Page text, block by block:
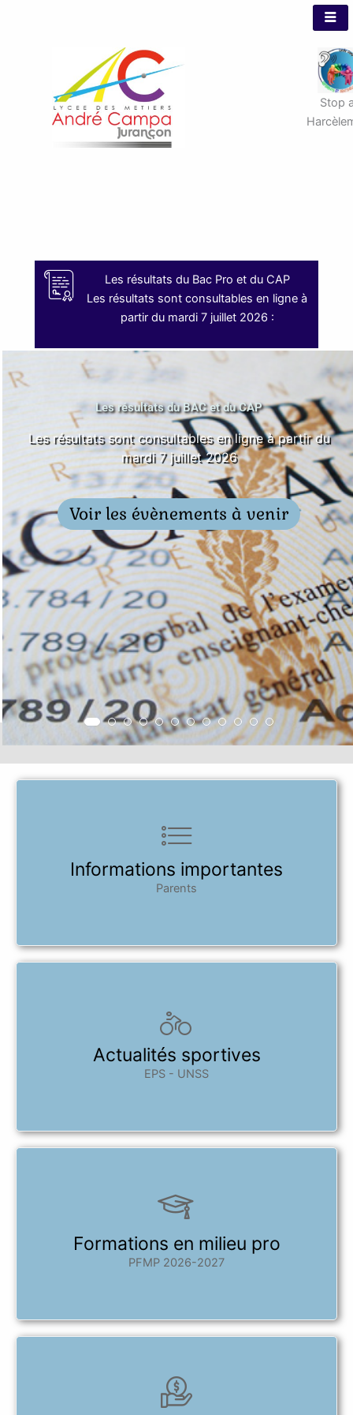
Stop
Les résultats du Bac Pro et du CAP
Les résultats sont consultables en ligne à
partir du mardi 7 juillet 2026 :
Les résultats du BAC et du CAP
Les résultats sont consultables en ligne à partir du
mardi 7 juillet 2026
Voir les évènements à venir
Informations importantes
Parents
Actualités sportives
EPS - UNSS
Formations en milieu pro
PFMP 2026-2027